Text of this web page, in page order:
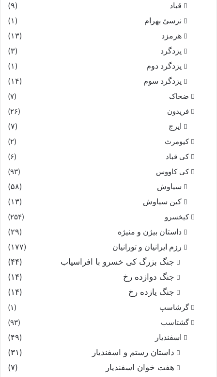
قباد
(۹)
نرسئ بهرام‏
(۱)
هرمزد
(۱۳)
یزدگرد
(۳)
یزدگرد دوم
(۱)
یزدگرد سوم
(۱۴)
ضحاک
(۷)
فریدون
(۲۶)
ایرج
(۷)
کیومرث
(۲)
کی قباد
(۶)
کی کاووس
(۹۳)
سیاوش
(۵۸)
کین سیاوش
(۱۳)
کیخسرو
(۲۵۴)
داستان بیژن و منیژه
(۲۹)
رزم ایرانیان و تورانیان
(۱۷۷)
جنگ بزرگ کی خسرو با افراسیاب
(۴۴)
جنگ دوازده رخ
(۱۴)
جنگ یازده رخ
(۱۴)
گرشاسپ
(۱)
گشتاسب
(۹۳)
اسفندیار
(۴۹)
داستان رستم و اسفندیار
(۳۱)
هفت خوان اسفندیار
(۷)